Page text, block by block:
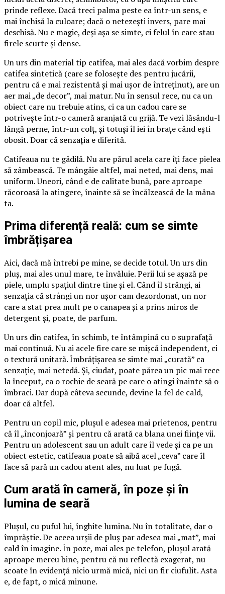
prinde reflexe. Dacă treci palma peste ea într-un sens, e
mai închisă la culoare; dacă o netezești invers, pare mai
deschisă. Nu e magie, deși așa se simte, ci felul în care stau
firele scurte și dense.
Un urs din material tip catifea, mai ales dacă vorbim despre
catifea sintetică (care se folosește des pentru jucării,
pentru că e mai rezistentă și mai ușor de întreținut), are un
aer mai „de decor”, mai matur. Nu în sensul rece, nu ca un
obiect care nu trebuie atins, ci ca un cadou care se
potrivește într-o cameră aranjată cu grijă. Te vezi lăsându-l
lângă perne, într-un colț, și totuși îl iei în brațe când ești
obosit. Doar că senzația e diferită.
Catifeaua nu te gâdilă. Nu are părul acela care îți face pielea
să zâmbească. Te mângâie altfel, mai neted, mai dens, mai
uniform. Uneori, când e de calitate bună, pare aproape
răcoroasă la atingere, înainte să se încălzească de la mâna
ta.
Prima diferență reală: cum se simte
îmbrățișarea
Aici, dacă mă întrebi pe mine, se decide totul. Un urs din
pluș, mai ales unul mare, te învăluie. Perii lui se așază pe
piele, umplu spațiul dintre tine și el. Când îl strângi, ai
senzația că strângi un nor ușor cam dezordonat, un nor
care a stat prea mult pe o canapea și a prins miros de
detergent și, poate, de parfum.
Un urs din catifea, în schimb, te întâmpină cu o suprafață
mai continuă. Nu ai acele fire care se mișcă independent, ci
o textură unitară. Îmbrățișarea se simte mai „curată” ca
senzație, mai netedă. Și, ciudat, poate părea un pic mai rece
la început, ca o rochie de seară pe care o atingi înainte să o
îmbraci. Dar după câteva secunde, devine la fel de cald,
doar că altfel.
Pentru un copil mic, plușul e adesea mai prietenos, pentru
că îl „înconjoară” și pentru că arată ca blana unei ființe vii.
Pentru un adolescent sau un adult care îl vede și ca pe un
obiect estetic, catifeaua poate să aibă acel „ceva” care îl
face să pară un cadou atent ales, nu luat pe fugă.
Cum arată în cameră, în poze și în
lumina de seară
Plușul, cu puful lui, înghite lumina. Nu în totalitate, dar o
împrăștie. De aceea urșii de pluș par adesea mai „mat”, mai
cald în imagine. În poze, mai ales pe telefon, plușul arată
aproape mereu bine, pentru că nu reflectă exagerat, nu
scoate în evidență nicio urmă mică, nici un fir ciufulit. Asta
e, de fapt, o mică minune.